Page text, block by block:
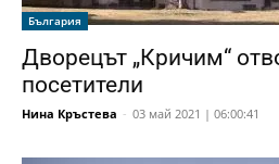
България
Дворецът „Кричим“
посетители
Нина Кръстева - 03 май 2021 | 06:00:41